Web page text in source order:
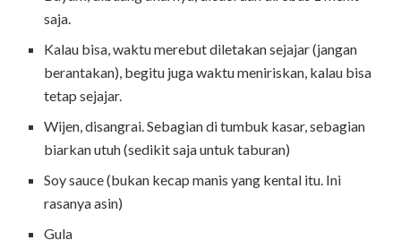
saja.
Kalau bisa, waktu merebut diletakan sejajar (jangan
berantakan), begitu juga waktu meniriskan, kalau bisa
tetap sejajar.
Wijen, disangrai. Sebagian di tumbuk kasar, sebagian
biarkan utuh (sedikit saja untuk taburan)
Soy sauce (bukan kecap manis yang kental itu. Ini
rasanya asin)
Gula